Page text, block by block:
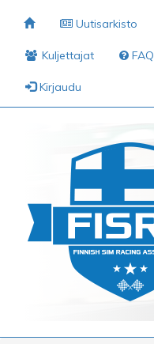
Uutisarkisto
Kuljettajat FAQ
Kirjaudu